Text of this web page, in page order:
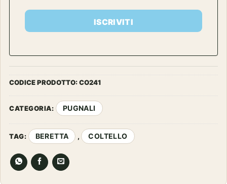
ISCRIVITI
CODICE PRODOTTO:CO241
CATEGORIA: PUGNALI
TAG: BERETTA , COLTELLO